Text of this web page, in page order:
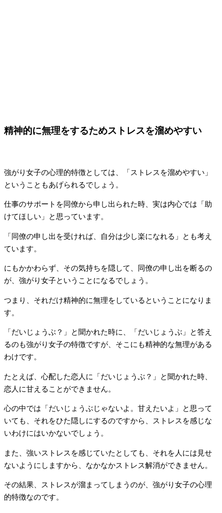
精神的に無理をするためストレスを溜めやすい
強がり女子の心理的特徴としては、「ストレスを溜めやすい」
ということもあげられるでしょう。
仕事のサポートを同僚から申し出られた時、実は内心では「助
けてほしい」と思っています。
「同僚の申し出を受ければ、自分は少し楽になれる」とも考え
ています。
にもかかわらず、その気持ちを隠して、同僚の申し出を断るの
が、強がり女子ということになるでしょう。
つまり、それだけ精神的に無理をしているということになりま
す。
「だいじょうぶ？」と聞かれた時に、「だいじょうぶ」と答え
るのも強がり女子の特徴ですが、そこにも精神的な無理がある
わけです。
たとえば、心配した恋人に「だいじょうぶ？」と聞かれた時、
恋人に甘えることができません。
心の中では「だいじょうぶじゃないよ。甘えたいよ」と思って
いても、それをひた隠しにするのですから、ストレスを感じな
いわけにはいかないでしょう。
また、強いストレスを感じていたとしても、それを人には見せ
ないようにしますから、なかなかストレス解消ができません。
その結果、ストレスが溜まってしまうのが、強がり女子の心理
的特徴なのです。